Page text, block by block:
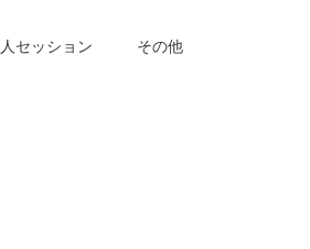
セッション その他